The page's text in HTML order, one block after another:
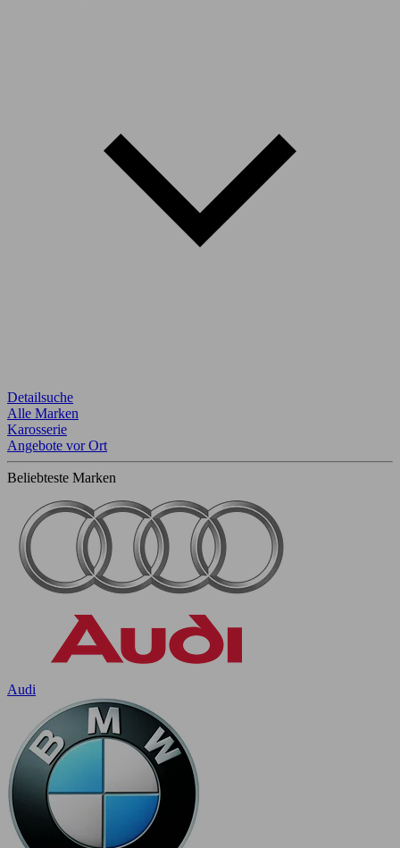
Detailsuche
Alle Marken
Karosserie
Angebote vor Ort
Beliebteste Marken
Audi